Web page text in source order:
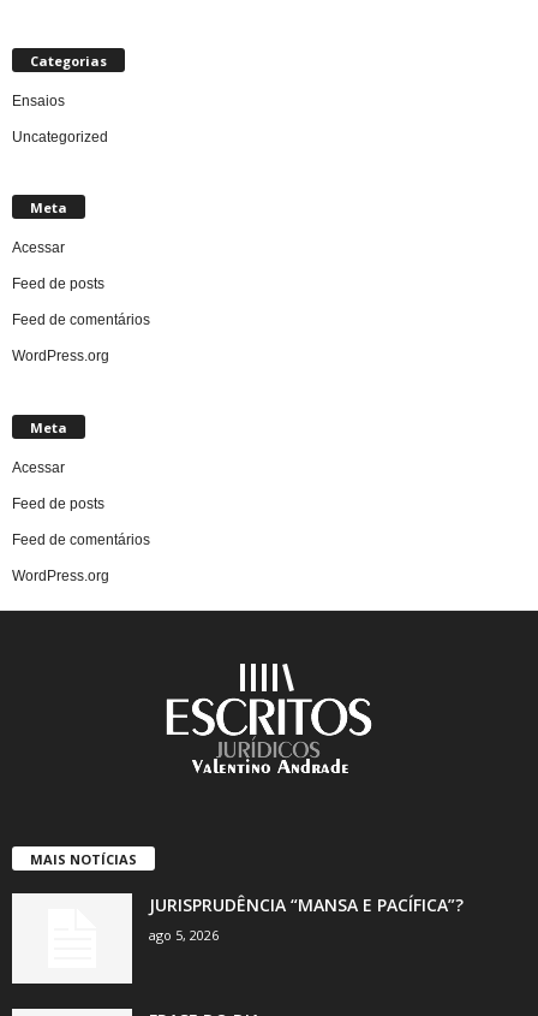
Categorias
Ensaios
Uncategorized
Meta
Acessar
Feed de posts
Feed de comentários
WordPress.org
Meta
Acessar
Feed de posts
Feed de comentários
WordPress.org
MAIS NOTÍCIAS
JURISPRUDÊNCIA “MANSA E PACÍFICA”?
ago 5, 2026